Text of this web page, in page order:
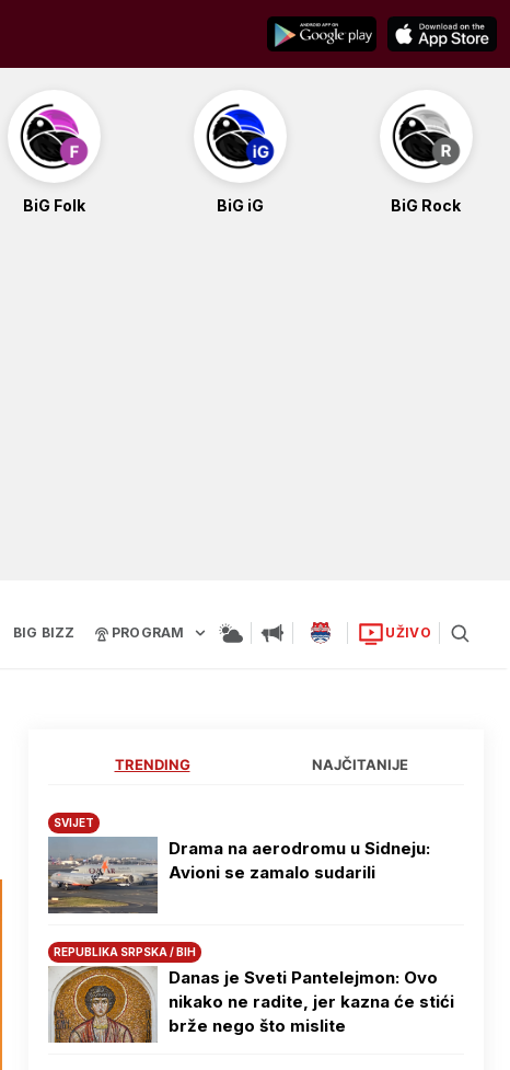
BiG Folk BiG iG BiG Rock
BIG BIZZ PROGRAM UŽIVO
TRENDING NAJČITANIJE
SVIJET
Drama na aerodromu u Sidneju:
Avioni se zamalo sudarili
REPUBLIKA SRPSKA / BIH
Danas je Sveti Pantelejmon: Ovo
nikako ne radite, jer kazna će stići
brže nego što mislite